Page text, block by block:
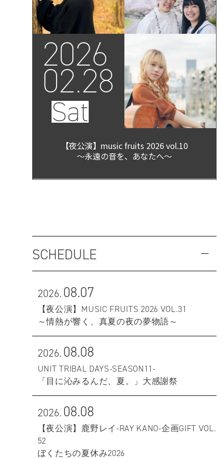
2026
02.28
Sat
【夜公演】music fruits 2026 vol.10
～永遠の音を、あなたへ～
SCHEDULE
2026.08.07
【夜公演】MUSIC FRUITS 2026 VOL.31
～情熱が響く、真夏の夜の夢物語～
2026.08.08
UNIT TRIBAL DAYS-SEASON11-
「目に沁みるんだ、夏。」大感謝祭
2026.08.08
【夜公演】鹿野レイ-RAY KANO-企画GIFT VOL.
52
ぼくたちの夏休み2026